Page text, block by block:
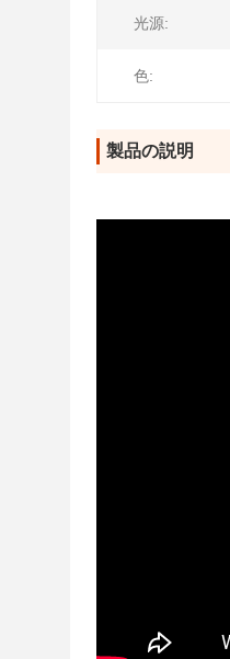
光源:
色:
製品の説明